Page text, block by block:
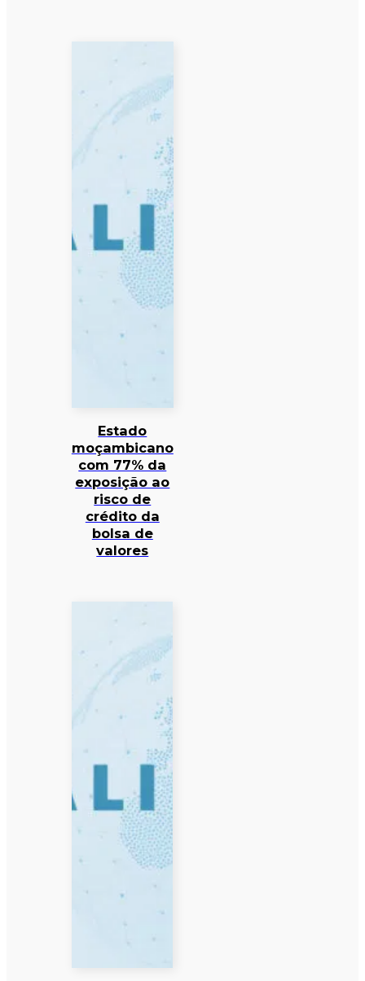
Estado
moçambicano
com 77% da
exposição ao
risco de
crédito da
bolsa de
valores